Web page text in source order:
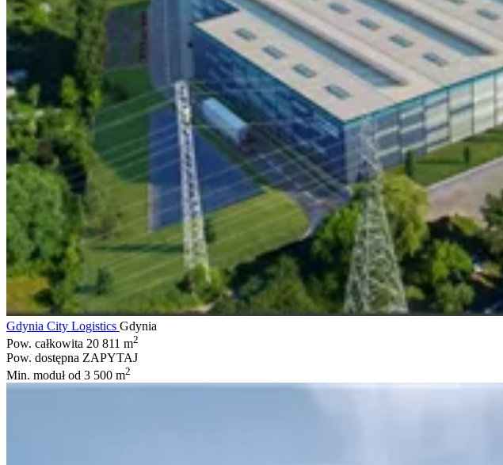
Gdynia City Logistics Gdynia
Pow. całkowita 20 811 m2
Pow. dostępna ZAPYTAJ
Min. modułod 3 500 m2